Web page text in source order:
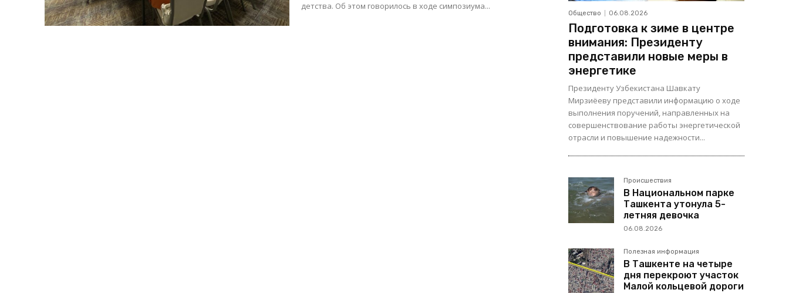
детства. Об этом говорилось в ходе симпозиума...
Общество 06.08.2026
Подготовка к зиме в центре
внимания: Президенту
представили новые меры в
энергетике
Президенту Узбекистана Шавкату
Мирзиёеву представили информацию о ходе
выполнения поручений, направленных на
совершенствование работы энергетической
отрасли и повышение надежности...
Происшествия
В Национальном парке
Ташкента утонула 5-
летняя девочка
06.08.2026
Полезная информация
В Ташкенте на четыре
дня перекроют участок
Малой кольцевой дороги